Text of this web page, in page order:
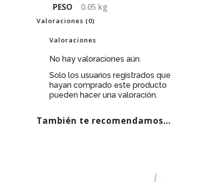
PESO 0.05 kg
Valoraciones (0)
Valoraciones
No hay valoraciones aún.
Solo los usuarios registrados que
hayan comprado este producto
pueden hacer una valoración.
También te recomendamos…